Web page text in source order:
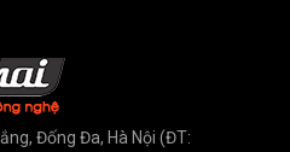
Đống Đa, Hà Nội (ĐT: